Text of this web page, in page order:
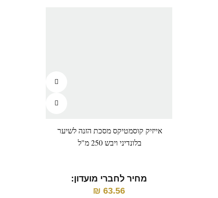
אייזיק קוסמטיקס מסכת הזנה לשיער
בלונדיני ויבש 250 מ"ל
מחיר לחברי מועדון:
63.56
₪